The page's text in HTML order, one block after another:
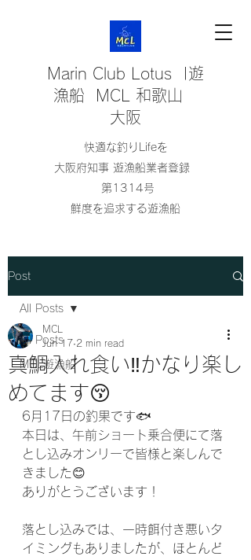
Marin Club Lotus |遊
漁船 MCL 和歌山
大阪
快適な釣りLifeを
大阪府知事 遊漁船業者登録
第1314号
鮮度を追求する遊漁船
Post
All Posts
MCL遊漁船
All Posts
真鯛入れ食い‼️かなり楽し
めてます😚
MCL
Jun 17 2 min read
6月17日の釣果です🐟
本日は、午前ショート乗合便にて落
とし込みオンリーで皆様と楽しんで
きました😊
ありがとうございます！
落とし込みでは、一時餌付き悪いタ
イミングもありましたが、ほとんど